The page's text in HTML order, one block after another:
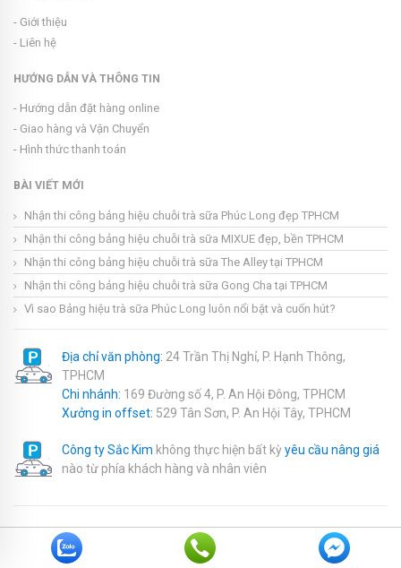
- Giới thiệu
- Liên hệ
HƯỚNG DẪN VÀ THÔNG TIN
- Hướng dẫn đặt hàng online
- Giao hàng và Vận Chuyển
- Hình thức thanh toán
BÀI VIẾT MỚI
Nhận thi công bảng hiệu chuỗi trà sữa Phúc Long đẹp TPHCM
Nhận thi công bảng hiệu chuỗi trà sữa MIXUE đẹp, bền TPHCM
Nhận thi công bảng hiệu chuỗi trà sữa The Alley tại TPHCM
Nhận thi công bảng hiệu chuỗi trà sữa Gong Cha tại TPHCM
Vì sao Bảng hiệu trà sữa Phúc Long luôn nổi bật và cuốn hút?
Địa chỉ văn phòng: 24 Trần Thị Nghỉ, P. Hạnh Thông,
TPHCM
Chi nhánh: 169 Đường số 4, P. An Hội Đông, TPHCM
Xưởng in offset: 529 Tân Sơn, P. An Hội Tây, TPHCM
Công ty Sắc Kim không thực hiện bất kỳyêu cầu nâng giá
nào từ phía khách hàng và nhân viên
Copyright © 2020. Nội dung bài viết trên trang thuộc sở hữu của